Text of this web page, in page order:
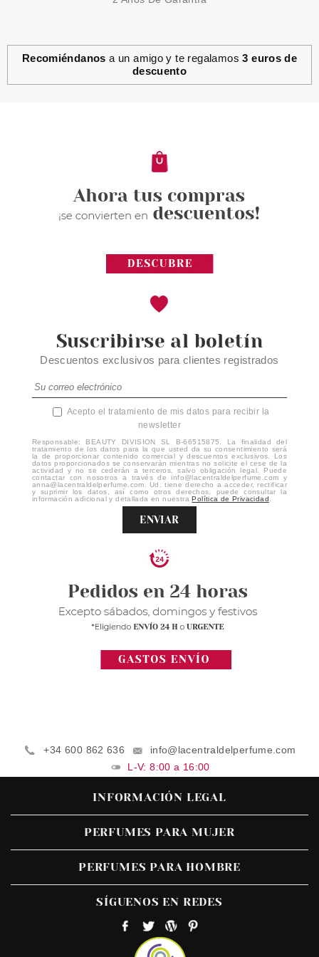
MAIMED
2.10€
Recomiéndanos a un amigo y te regalamos3 euros de
descuento
Suscribirse al boletín
Descuentos exclusivos para clientes registrados
Acepto el tratamiento de mis datos para recibir la
newsletter
Responsable: BEAUTY DIVISION SL B-66515875. La finalidad del
tratamiento de los datos para la que usted da su consentimiento será
la de proporcionar contenido comercial y descuentos exclusivos. Los
datos proporcionados se conservarán mientras no solicite el cese de la
actividad y no se cederán a terceros, salvo obligación legal. Puede
contactar con nosotros a través de info@lacentraldelperfume.com y
anna@lacentraldelperfume.com. Ud. tiene derecho a acceder, rectificar
y suprimir los datos, así como otros derechos, puede consultar la
información adicional y detallada en nuestraPolítica de Privacidad
ENVIAR
+34 600 862 636
info@lacentraldelperfume.com
L-V: 8:00 a 16:00
INFORMACIÓN LEGAL
PERFUMES PARA MUJER
PERFUMES PARA HOMBRE
SÍGUENOS EN REDES